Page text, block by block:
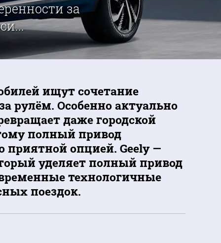
за
ищут сочетание
рулём. Особенно актуально
даже городской
полный привод
приятной опцией. Geely —
уделяет полный привод
технологичные
поездок.